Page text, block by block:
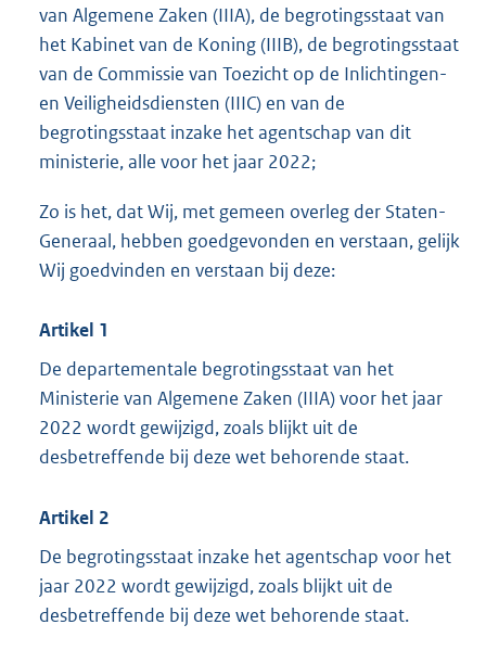
van Algemene Zaken (IIIA), de begrotingsstaat van
het Kabinet van de Koning (IIIB), de begrotingsstaat
van de Commissie van Toezicht op de Inlichtingen-
en Veiligheidsdiensten (IIIC) en van de
begrotingsstaat inzake het agentschap van dit
ministerie, alle voor het jaar 2022;
Zo is het, dat Wij, met gemeen overleg der Staten-
Generaal, hebben goedgevonden en verstaan, gelijk
Wij goedvinden en verstaan bij deze:
Artikel 1
De departementale begrotingsstaat van het
Ministerie van Algemene Zaken (IIIA) voor het jaar
2022 wordt gewijzigd, zoals blijkt uit de
desbetreffende bij deze wet behorende staat.
Artikel 2
De begrotingsstaat inzake het agentschap voor het
jaar 2022 wordt gewijzigd, zoals blijkt uit de
desbetreffende bij deze wet behorende staat.